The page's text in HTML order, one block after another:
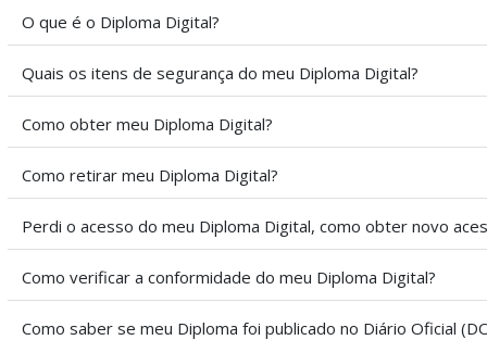
O que é o Diploma Digital?
Quais os itens de segurança do meu Diploma Digital?
Como obter meu Diploma Digital?
Como retirar meu Diploma Digital?
Perdi o acesso do meu Diploma Digital, como obter novo
Como verificar a conformidade do meu Diploma Digital?
Como saber se meu Diploma foi publicado no Diário Oficial